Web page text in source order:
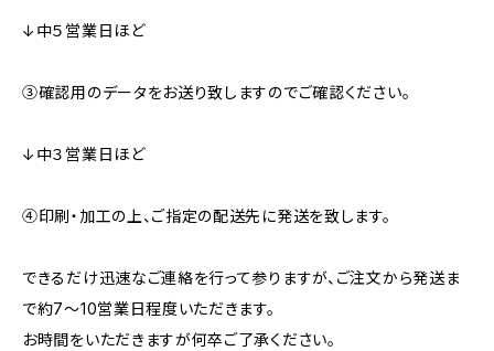
↓中５営業日ほど
③確認用のデータをお送り致しますのでご確認ください。
↓中３営業日ほど
④印刷・加工の上、ご指定の配送先に発送を致します。
できるだけ迅速なご連絡を行って参りますが、ご注文から発送ま
で約7～10営業日程度いただきます。
お時間をいただきますが何卒ご了承ください。